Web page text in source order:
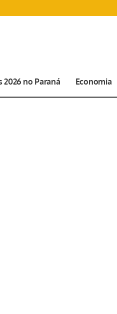
2026 no Paraná Economia